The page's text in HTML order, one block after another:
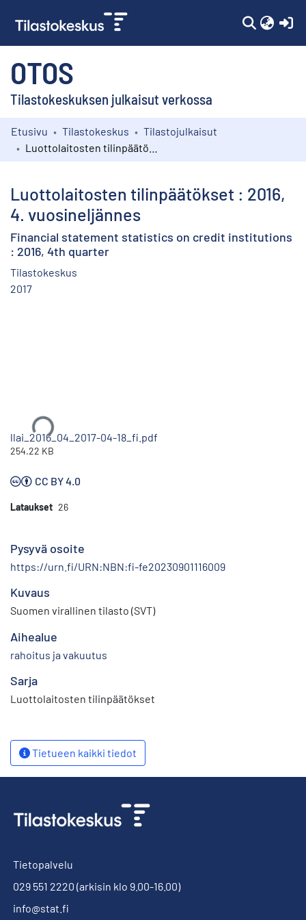
OTOS
Tilastokeskuksen julkaisut verkossa
Kokoelmat
Etusivu Tilastokeskus
Tilastojulkaisut
Luottolaitosten tilinpäätökset : 2016,
4. vuosineljännes
Financial statement statistics on credit institutions
: 2016, 4th quarter
Tilastokeskus
2017
Ladataan...
llai_2016_04_2017-04-18_fi.pdf
254.22 KB
CC BY 4.0
Lataukset 26
Pysyvä osoite
https://urn.fi/URN:NBN:fi-fe20230901116009
Kuvaus
Suomen virallinen tilasto (SVT)
Aihealue
rahoitus ja vakuutus
Sarja
Luottolaitosten tilinpäätökset
Tietueen kaikki tiedot
Tietopalvelu
029 551 2220 (arkisin klo 9.00-16.00)
info@stat.fi